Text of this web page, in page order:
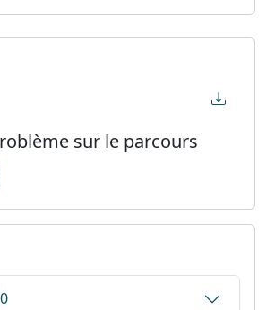
sur le parcours